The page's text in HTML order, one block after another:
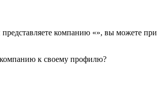
компанию «», вы можете
к своему профилю?